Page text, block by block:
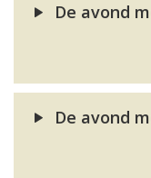
De avond
De avond